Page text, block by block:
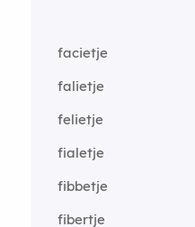
facietje
falietje
felietje
fialetje
fibbetje
fibertje